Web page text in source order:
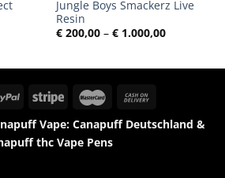
Jungle Boys Smackerz Live
Resin
€200,00 – €1.000,00
Vape: Canapuff Deutschland &
thc Vape Pens